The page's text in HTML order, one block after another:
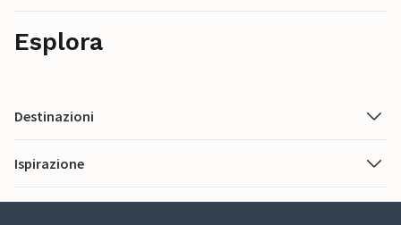
Esplora
Destinazioni
Ispirazione